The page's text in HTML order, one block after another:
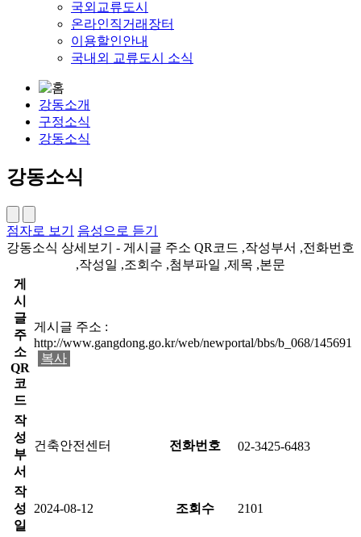
국외교류도시
온라인직거래장터
이용할인안내
국내외 교류도시 소식
강동소개
구정소식
강동소식
강동소식
점자로 보기
음성으로 듣기
강동소식 상세보기 - 게시글 주소 QR코드 ,작성부서 ,전화번호
,작성일 ,조회수 ,첨부파일 ,제목 ,본문
게
시
글
주
소
QR
코
드
게시글 주소 :
http://www.gangdong.go.kr/web/newportal/bbs/b_068/145691
복사
작
성
부
서
건축안전센터 전화번호 02-3425-6483
작
성
일
2024-08-12 조회수 2101